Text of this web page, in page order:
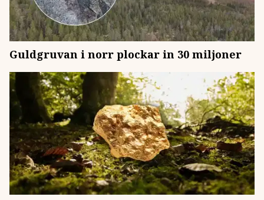
Guldgruvan i norr plockar in 30 miljoner